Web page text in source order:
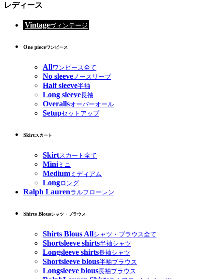
レディース
Vintageヴィンテージ
One pieceワンピース
Allワンピース全て
No sleeveノースリーブ
Half sleeve半袖
Long sleeve長袖
Overallsオーバーオール
Setupセットアップ
Skirtスカート
Skirtスカート全て
Miniミニ
Medium ミディアム
Longロング
Ralph Laurenラルフローレン
Shirts Blousシャツ・ブラウス
Shirts Blous Allシャツ・ブラウス全て
Shortsleeve shirts半袖シャツ
Longsleeve shirts長袖シャツ
Shortsleeve blous半袖ブラウス
Longsleeve blous長袖ブラウス